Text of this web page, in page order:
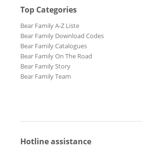
Top Categories
Bear Family A-Z Liste
Bear Family Download Codes
Bear Family Catalogues
Bear Family On The Road
Bear Family Story
Bear Family Team
Hotline assistance